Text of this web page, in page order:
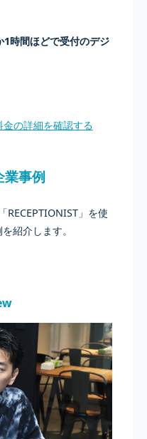
1時間ほどで受付のデジ
金の詳細を確認する
業事例
RECEPTIONIST」を使
紹介します。